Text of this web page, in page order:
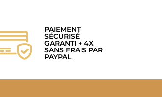
PAIEMENT
SÉCURISÉ
GARANTI + 4X
SANS FRAIS PAR
PAYPAL